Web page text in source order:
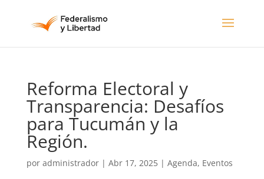
Reforma Electoral y
Transparencia: Desafíos
para Tucumán y la
Región.
por administrador| Abr 17, 2025| Agenda, Eventos